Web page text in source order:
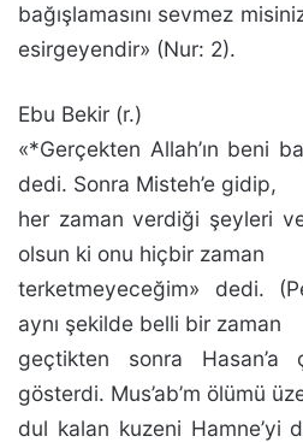
bağışlamasını sevmez
esirgeyendir» (Nur: 2).
Ebu Bekir (r.)
«*Gerçekten Allah’ın beni
dedi. Sonra Misteh’e gidip,
her zaman verdi­ği şeyleri
olsun ki onu hiçbir za­man
terketmeyeceğim» dedi.
aynı şekilde belli bir zaman
geçtikten sonra
gösterdi. Mus’ab’m ölümü
dul kalan kuzeni Hamne’yi